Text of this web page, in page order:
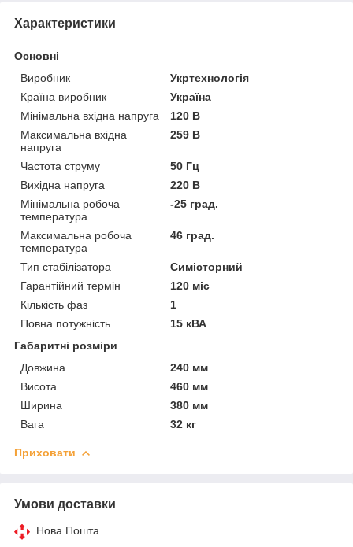
Характеристики
Основні
Виробник
Укртехнологія
Країна виробник
Україна
Мінімальна вхідна напруга
120 В
Максимальна вхідна
напруга
259 В
Частота струму
50 Гц
Вихідна напруга
220 В
Мінімальна робоча
температура
-25 град.
Максимальна робоча
температура
46 град.
Тип стабілізатора
Симісторний
Гарантійний термін
120 міс
Кількість фаз
1
Повна потужність
15 кВА
Габаритні розміри
Довжина
240 мм
Висота
460 мм
Ширина
380 мм
Вага
32 кг
Приховати
Умови доставки
Нова Пошта